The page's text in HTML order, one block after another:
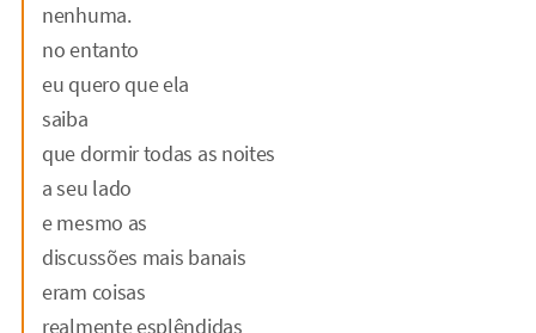
nenhuma.
no entanto
eu quero que ela
saiba
que dormir todas as noites
a seu lado
e mesmo as
discussões mais banais
eram coisas
realmente esplêndidas